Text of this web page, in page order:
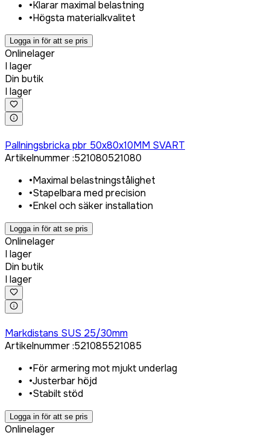
•Klarar maximal belastning
•Högsta materialkvalitet
Logga in för att se pris
Onlinelager
I lager
Din butik
I lager
Pallningsbricka pbr 50x80x10MM SVART
Artikelnummer:521080521080
•Maximal belastningstålighet
•Stapelbara med precision
•Enkel och säker installation
Logga in för att se pris
Onlinelager
I lager
Din butik
I lager
Markdistans SUS 25/30mm
Artikelnummer:521085521085
•För armering mot mjukt underlag
•Justerbar höjd
•Stabilt stöd
Logga in för att se pris
Onlinelager